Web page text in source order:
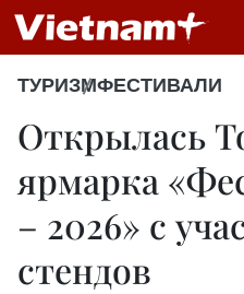
ТУРИЗМФЕСТИВАЛИ
Открылась
ярмарка
– 2026» с
стендов